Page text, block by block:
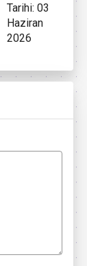
Tarihi: 03
Haziran
2026